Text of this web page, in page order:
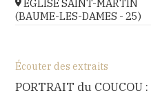
En savoir +
Le 22.08.26
ÉGLISE SAINT-MARTIN
(BAUME-LES-DAMES - 25)
En savoir +
Écouter des extraits
PORTRAIT du COUCOU :